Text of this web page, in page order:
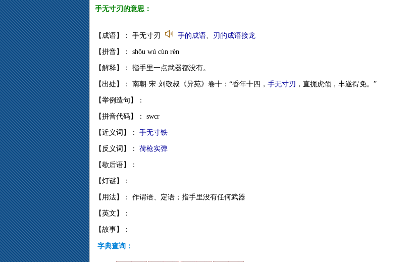
手无寸刃的意思：
【成语】： 手无寸刃 手的成语、 刃的成语接龙
【拼音】： shǒu wú cùn rèn
【解释】： 指手里一点武器都没有。
【出处】： 南朝·宋·刘敬叔《异苑》卷十：“香年十四， 手无寸刃 ，直扼虎颈，丰遂得免。”
【举例造句】：
【拼音代码】： swcr
【近义词】： 手无寸铁
【反义词】： 荷枪实弹
【歇后语】：
【灯谜】：
【用法】： 作谓语、定语；指手里没有任何武器
【英文】：
【故事】：
字典查询：